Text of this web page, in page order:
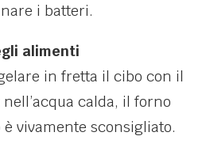
i batteri.
alimenti
in fretta il cibo con il
calda, il forno
vivamente sconsigliato.